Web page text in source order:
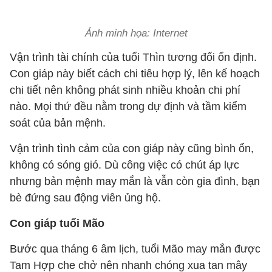
Ảnh minh họa: Internet
Vận trình tài chính của tuổi Thìn tương đối ổn định.
Con giáp này biết cách chi tiêu hợp lý, lên kế hoạch
chi tiết nên không phát sinh nhiều khoản chi phí
nào. Mọi thứ đều nằm trong dự định và tầm kiểm
soát của bản mệnh.
Vận trình tình cảm của con giáp này cũng bình ổn,
không có sóng gió. Dù công việc có chút áp lực
nhưng bản mệnh may mắn là vẫn còn gia đình, bạn
bè đứng sau động viên ủng hộ.
Con giáp tuổi Mão
Bước qua tháng 6 âm lịch, tuổi Mão may mắn được
Tam Hợp che chở nên nhanh chóng xua tan mây